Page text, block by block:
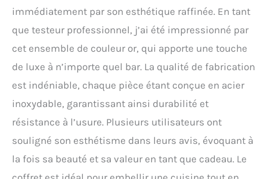
multifonctions.
POURQUOI CHOISIR NOTRE
COCKTAIL KIT - Notre kit a
cocktail a été conçu par un
concepteur de produits
industriels de sorte que
parfaitement adaptée à
votre prise en main.
ainsi une expérience
jusqu'à ce que la boisson
finale soit servie. Étonnez
immédiatement par son esthétique raffinée. En tant
que testeur professionnel, j’ai été impressionné par
cet ensemble de couleur or, qui apporte une touche
de luxe à n’importe quel bar. La qualité de fabrication
est indéniable, chaque pièce étant conçue en acier
inoxydable, garantissant ainsi durabilité et
résistance à l’usure. Plusieurs utilisateurs ont
souligné son esthétisme dans leurs avis, évoquant à
la fois sa beauté et sa valeur en tant que cadeau. Le